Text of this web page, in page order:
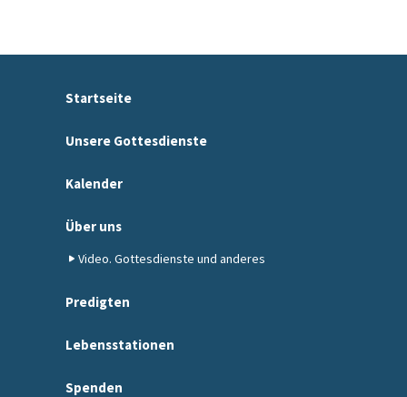
Startseite
Unsere Gottesdienste
Kalender
Über uns
Video. Gottesdienste und anderes
Predigten
Lebensstationen
Spenden